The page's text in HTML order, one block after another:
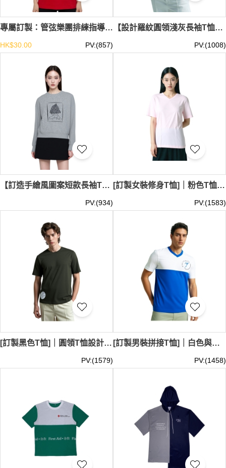
專屬訂製：管弦樂團排練指導員紅色圓領 T 恤 (T1209)
HK$30.00 PV:(857)
【設計羅紋圓領淺灰長袖T恤】｜領內字母壓條｜中心圓形膠印｜彈性縮口袖型｜標準直筒剪裁｜長袖T恤供應商 T1208
PV:(1008)
【訂造手繪風圖案短款長袖T恤】｜背面人物素描｜英文手寫字樣｜低調淺灰底色｜寬鬆版型｜長袖T恤批發 T1207
PV:(934)
[訂製女裝修身T恤]｜粉色T恤｜繡花logo｜V領T恤｜純色T恤｜日常通勤、週末出遊、朋友聚會｜T1204
PV:(1583)
[訂製黑色T恤]｜圓領T恤設計｜印花logo｜澳大利亞零售行業｜T1203
PV:(1579)
[訂製男裝拼接T恤]｜白色與藍色拼接設計｜印花logo｜藍色V領T恤｜澳門青少年網球學校｜工作人員制服｜學生運動衫｜T1202
PV:(1458)